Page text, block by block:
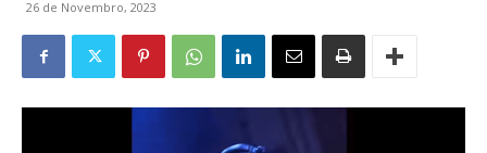
26 de Novembro, 2023